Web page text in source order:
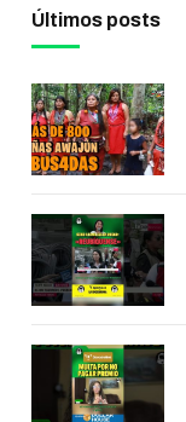
Últimos posts